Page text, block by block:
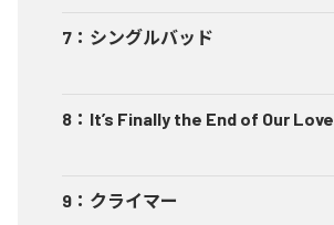
7 ： シングルバッド
8 ： It’s Finally the End of Our Love
9 ： クライマー